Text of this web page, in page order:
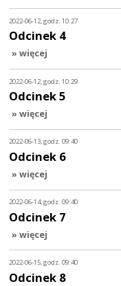
2022-06-12, godz. 10:27
Odcinek 4
» więcej
2022-06-12, godz. 10:29
Odcinek 5
» więcej
2022-06-13, godz. 09:40
Odcinek 6
» więcej
2022-06-14, godz. 09:40
Odcinek 7
» więcej
2022-06-15, godz. 09:40
Odcinek 8